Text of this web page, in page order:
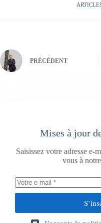
PRÉCÉDENT
Mises à jour
Saisissez votre adresse e-
vous à